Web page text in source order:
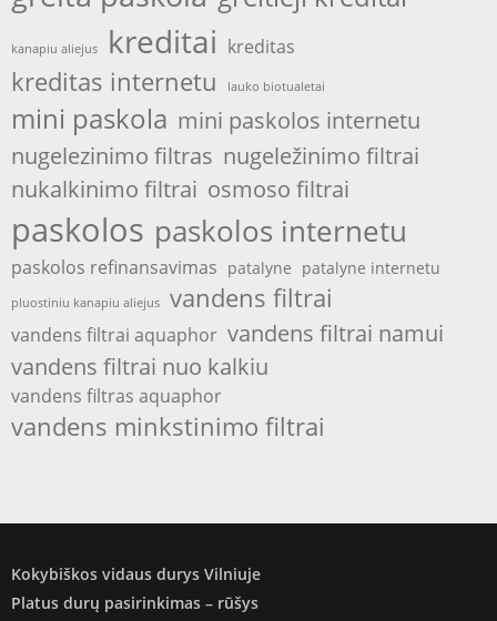
kanapiu aliejus kreditai kreditas
kreditas internetu lauko biotualetai
mini paskola mini paskolos internetu
nugelezinimo filtras nugeležinimo filtrai
nukalkinimo filtrai osmoso filtrai
paskolos paskolos internetu
paskolos refinansavimas patalyne patalyne internetu
pluostiniu kanapiu aliejus vandens filtrai
vandens filtrai aquaphor vandens filtrai namui
vandens filtrai nuo kalkiu
vandens filtras aquaphor
vandens minkstinimo filtrai
Kokybiškos vidaus durys Vilniuje
Platus durų pasirinkimas – rūšys